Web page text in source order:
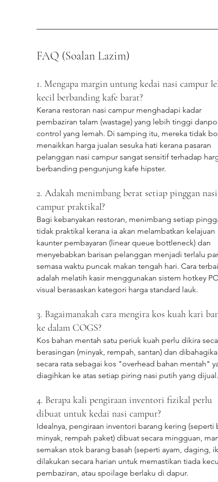
FAQ (Soalan Lazim)
1. Mengapa margin untung kedai nasi campur
kecil berbanding kafe barat?
Kerana restoran nasi campur menghadapi kadar
pembaziran talam (wastage) yang lebih tinggi
control yang lemah. Di samping itu, mereka tidak
menaikkan harga jualan sesuka hati kerana pasaran
pelanggan nasi campur sangat sensitif terhadap
berbanding pengunjung kafe hipster.
2. Adakah menimbang berat setiap pinggan
campur praktikal?
Bagi kebanyakan restoran, menimbang setiap
tidak praktikal kerana ia akan melambatkan kelajuan
kaunter pembayaran (linear queue bottleneck) dan
menyebabkan barisan pelanggan menjadi terlalu
semasa waktu puncak makan tengah hari. Cara
adalah melatih kasir menggunakan sistem hotkey
visual berasaskan kategori harga standard lauk.
3. Bagaimanakah cara mengira kos kuah kari
ke dalam COGS?
Kos bahan mentah satu periuk kuah perlu dikira
berasingan (minyak, rempah, santan) dan
secara rata sebagai kos "overhead bahan mentah"
diagihkan ke atas setiap piring nasi putih yang dijual.
4. Berapa kali pengiraan inventori fizikal perlu
dibuat untuk kedai nasi campur?
Idealnya, pengiraan inventori barang kering (seperti
minyak, rempah paket) dibuat secara mingguan,
semakan stok barang basah (seperti ayam, daging,
dilakukan secara harian untuk memastikan tiada
pembaziran, atau spoilage berlaku di dapur.